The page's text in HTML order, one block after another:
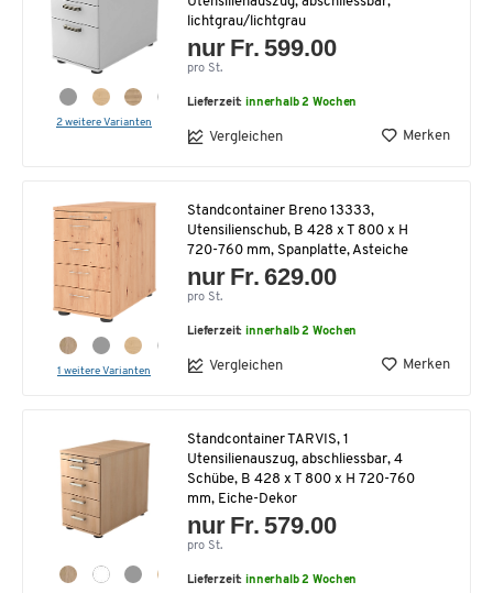
2 weitere Varianten
lichtgrau/lichtgrau
nur Fr. 599.00
pro St.
Lieferzeit:innerhalb 2 Wochen
Vergleichen Merken
1 weitere Varianten
Standcontainer Breno 13333,
Utensilienschub, B 428 x T 800 x H
720-760 mm, Spanplatte, Asteiche
nur Fr. 629.00
pro St.
Lieferzeit:innerhalb 2 Wochen
Vergleichen Merken
Standcontainer TARVIS, 1
Utensilienauszug, abschliessbar, 4
Schübe, B 428 x T 800 x H 720-760
mm, Eiche-Dekor
nur Fr. 579.00
pro St.
Lieferzeit:innerhalb 2 Wochen